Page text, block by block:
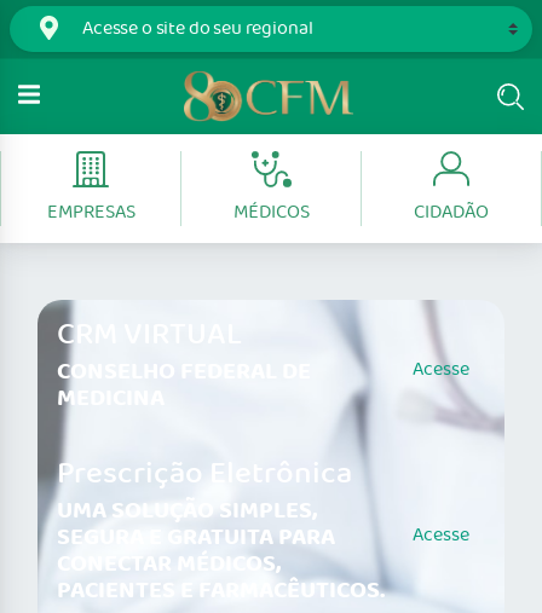
EMPRESAS MÉDICOS CIDADÃO
CRM VIRTUAL
CONSELHO FEDERAL DE
MEDICINA
Acesse
Prescrição Eletrônica
UMA SOLUÇÃO SIMPLES,
SEGURA E GRATUITA PARA
CONECTAR MÉDICOS,
PACIENTES E FARMACÊUTICOS.
Acesse